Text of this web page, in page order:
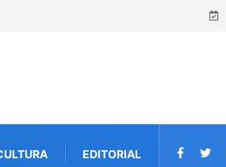
EDITORIAL